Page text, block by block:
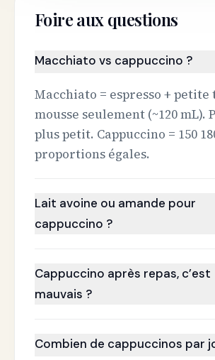
Foire aux questions
Macchiato vs cappuccino ?
Macchiato = espresso + petite
mousse seulement (~120 mL).
plus petit. Cappuccino = 150
proportions égales.
Lait avoine ou amande pour
cappuccino ?
Cappuccino après repas, c’est
mauvais ?
Combien de cappuccinos par